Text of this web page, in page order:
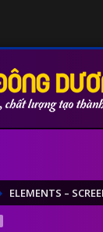
ELEMENTS –